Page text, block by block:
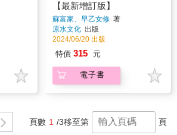
【最新增訂版】
蘇富家、早乙女修 著
原水文化 出版
2024/06/20 出版
特價 315 元
電子書
頁數 1 /3移至第 頁